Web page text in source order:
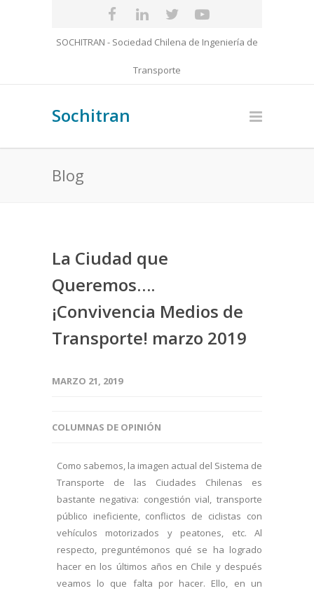
SOCHITRAN - Sociedad Chilena de Ingeniería de
Transporte
Sochitran
Blog
La Ciudad que
Queremos….
¡Convivencia Medios de
Transporte! marzo 2019
MARZO 21, 2019
COLUMNAS DE OPINIÓN
Como sabemos, la imagen actual del Sistema de
Transporte de las Ciudades Chilenas es
bastante negativa: congestión vial, transporte
público ineficiente, conflictos de ciclistas con
vehículos motorizados y peatones, etc. Al
respecto, preguntémonos qué se ha logrado
hacer en los últimos años en Chile y después
veamos lo que falta por hacer. Ello, en un